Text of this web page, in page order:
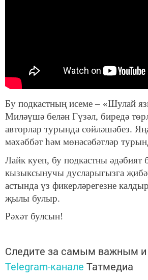
Бу подкастның исеме – «Шулай
Миләүшә белән Гүзәл, биредә
авторлар турында сөйләшәбез.
мәхәббәт һәм мөнәсәбәтләр
Лайк куеп, бу подкастны әдәбият
кызыксынучы дусларыгызга
астында үз фикерләрегезне
җылы булыр.
Рәхәт булсын!
Следите за самым важным
Telegram-канале Татмедиа